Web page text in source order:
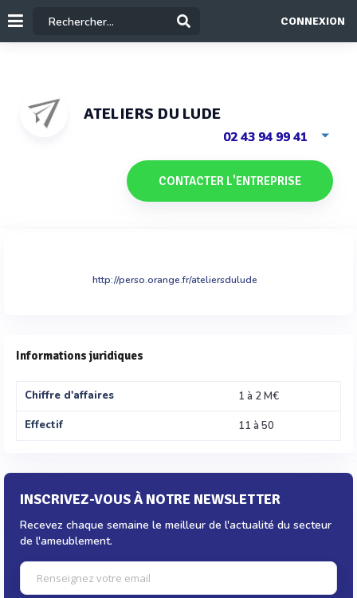
CONNEXION
ATELIERS DU LUDE
02 43 94 99 41
CONTACTER L'ENTREPRISE
http://perso.orange.fr/ateliersdulude
Informations juridiques
Chiffre d'affaires
1 à 2 M€
Effectif
11 à 50
INSCRIVEZ-VOUS À NOTRE NEWSLETTER
Recevez chaque semaine le meilleur de l'actualité du secteur
de l'ameublement.